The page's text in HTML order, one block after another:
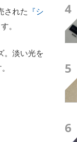
された
『シ
。
。淡い光を
4
5
6